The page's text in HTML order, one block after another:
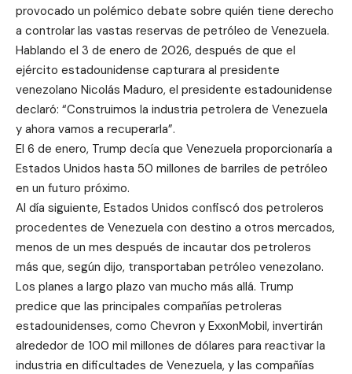
provocado un polémico debate sobre quién tiene derecho
a controlar las vastas reservas de petróleo de Venezuela.
Hablando el 3 de enero de 2026, después de que el
ejército estadounidense capturara al presidente
venezolano Nicolás Maduro, el presidente estadounidense
declaró: “Construimos la industria petrolera de Venezuela
y ahora vamos a recuperarla”.
El 6 de enero, Trump decía que Venezuela proporcionaría a
Estados Unidos hasta 50 millones de barriles de petróleo
en un futuro próximo.
Al día siguiente, Estados Unidos confiscó dos petroleros
procedentes de Venezuela con destino a otros mercados,
menos de un mes después de incautar dos petroleros
más que, según dijo, transportaban petróleo venezolano.
Los planes a largo plazo van mucho más allá. Trump
predice que las principales compañías petroleras
estadounidenses, como Chevron y ExxonMobil, invertirán
alrededor de 100 mil millones de dólares para reactivar la
industria en dificultades de Venezuela, y las compañías